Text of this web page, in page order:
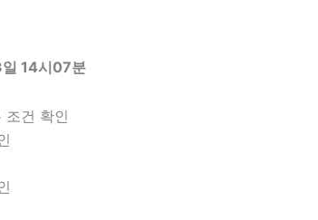
14시07분
조건 확인